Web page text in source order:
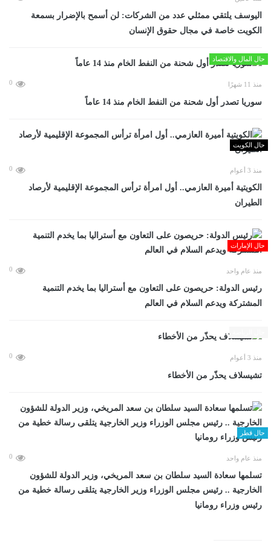
اليوسف يلتقي ممثلي عدد من الشركات: لن أسمح بالإضرار بسمعة
الكويت خاصة في مجال حقوق الإنسان
حال المال والاقتصاد
منذ 11 شهرًا 0
سوريا تصدر أول شحنة من النفط الخام منذ 14 عاماً
حال الكويت
منذ 3 أعوام 0
الكويتية أميرة العازمي.. أول امرأة ترأس المجموعة الإقليمية لأرصاد
الطيران
حال الإمارات
منذ عام واحد 0
رئيس الدولة: حريصون على التعاون مع أستراليا بما يخدم التنمية
المشتركة ويدعم السلام في العالم
منذ 3 أعوام 0
تشيسلاف يحذّر من الأخطاء
حال قطر
منذ عام واحد 0
تسلمها سعادة السيد سلطان بن سعد المريخي، وزير الدولة للشؤون
الخارجية .. رئيس مجلس الوزراء وزير الخارجية يتلقى رسالة خطية من
رئيس وزراء رومانيا